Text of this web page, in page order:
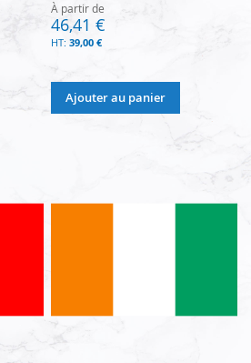
À partir de
46,41 €
39,00 €
Ajouter au panier